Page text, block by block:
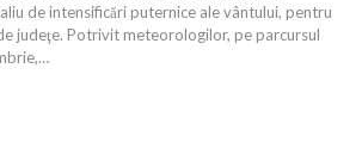
de intensificări puternice ale vântului, pentru
judeţe. Potrivit meteorologilor, pe parcursul